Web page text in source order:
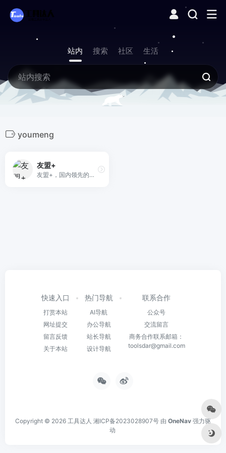
站内 搜索 社区 生活
youmeng
友盟+
友盟+，国内领先的开发者服务及数据智能服务商。专注为互联网企业提供一站式数据分析运营服务近10年。截至2021年已累计服务230万移动应用和950万家网站。19年友盟+战略升级重磅发布友盟云。
快速入口
打赏本站
网址提交
留言反馈
关于本站
热门导航
AI导航
办公导航
站长导航
设计导航
联系合作
公众号
交流留言
商务合作联系邮箱：
toolsdar@gmail.com
Copyright © 2026 工具达人 湘ICP备2023028907号 由 OneNav 强力驱
动